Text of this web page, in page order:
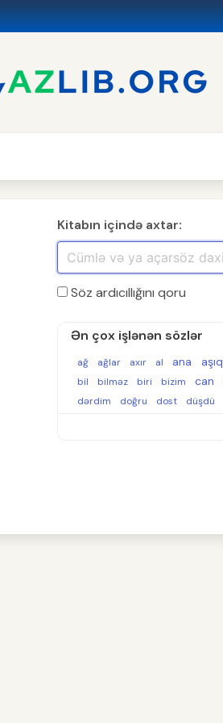
Kitabın içində axtar:
Söz ardıcıllığını qoru
Ən çox işlənən sözlər
ağ ağlar axır al ana aşıq
bil
bilməz biri bizim can
dərdim
doğru dost düşdü